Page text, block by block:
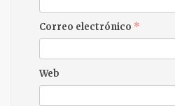
Correo electrónico *
Web